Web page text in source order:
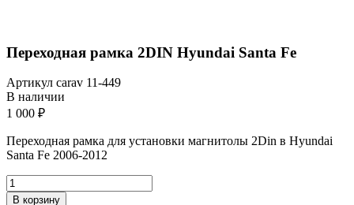
Переходная рамка 2DIN Hyundai Santa Fe
Артикул carav 11-449
В наличии
1 000 ₽
Переходная рамка для установки магнитолы 2Din в Hyundai
Santa Fe 2006-2012
В корзину